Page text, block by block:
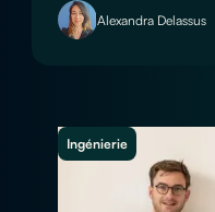
Alexandra Delassus
Ingénierie